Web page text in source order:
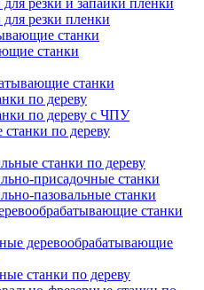
резки и запайки пленки
резки пленки
станки
станки
станки
по дереву
по дереву с ЧПУ
по дереву
станки по дереву
присадочные станки
пазовальные станки
станки
деревообрабатывающие
станки по дереву